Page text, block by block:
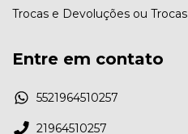
Trocas e Devoluções ou Trocas
Entre em contato
5521964510257
21964510257